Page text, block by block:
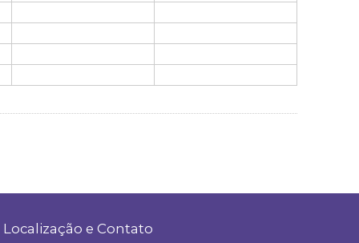
Localização e Contato